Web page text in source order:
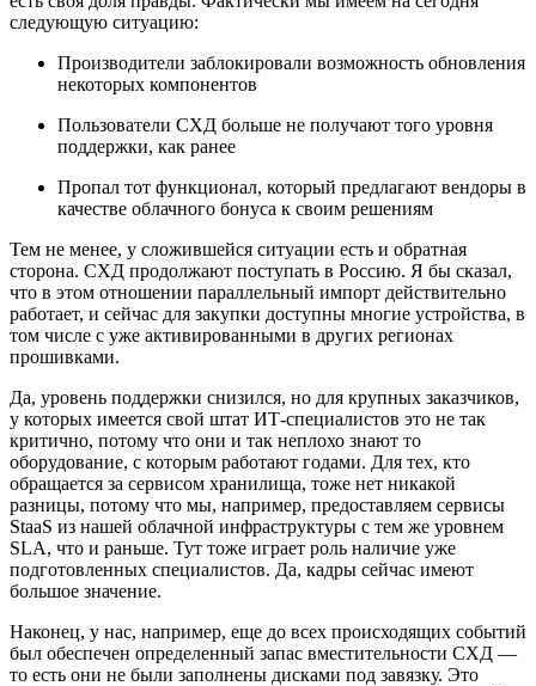
следующую ситуацию:
Производители заблокировали возможность обновления
некоторых компонентов
Пользователи СХД больше не получают того уровня
поддержки, как ранее
Пропал тот функционал, который предлагают вендоры в
качестве облачного бонуса к своим решениям
Тем не менее, у сложившейся ситуации есть и обратная
сторона. СХД продолжают поступать в Россию. Я бы сказал,
что в этом отношении параллельный импорт действительно
работает, и сейчас для закупки доступны многие устройства, в
том числе с уже активированными в других регионах
прошивками.
Да, уровень поддержки снизился, но для крупных заказчиков,
у которых имеется свой штат ИТ-специалистов это не так
критично, потому что они и так неплохо знают то
оборудование, с которым работают годами. Для тех, кто
обращается за сервисом хранилища, тоже нет никакой
разницы, потому что мы, например, предоставляем сервисы
StaaS из нашей облачной инфраструктуры с тем же уровнем
SLA, что и раньше. Тут тоже играет роль наличие уже
подготовленных специалистов. Да, кадры сейчас имеют
большое значение.
Наконец, у нас, например, еще до всех происходящих событий
был обеспечен определенный запас вместительности СХД —
то есть они не были заполнены дисками под завязку. Это